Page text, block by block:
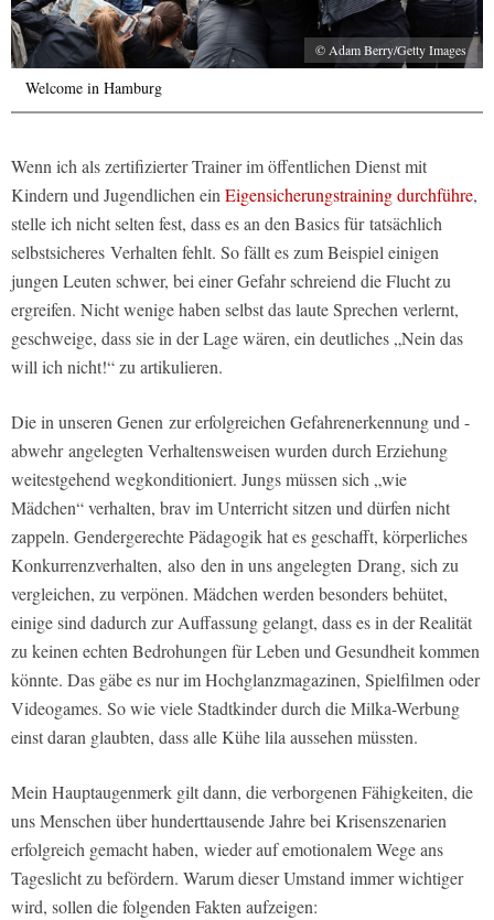
© Adam Berry/Getty Images
Welcome in Hamburg
Wenn ich als zertifizierter Trainer im öffentlichen Dienst mit
Kindern und Jugendlichen einEigensicherungstraining durchführe,
stelle ich nicht selten fest, dass es an den Basics für tatsächlich
selbstsicheres Verhalten fehlt. So fällt es zum Beispiel einigen
jungen Leuten schwer, bei einer Gefahr schreiend die Flucht zu
ergreifen. Nicht wenige haben selbst das laute Sprechen verlernt,
geschweige, dass sie in der Lage wären, ein deutliches „Nein das
will ich nicht!“ zu artikulieren.
Die in unseren Genen zur erfolgreichen Gefahrenerkennung und -
abwehr angelegten Verhaltensweisen wurden durch Erziehung
weitestgehend wegkonditioniert. Jungs müssen sich „wie
Mädchen“ verhalten, brav im Unterricht sitzen und dürfen nicht
zappeln. Gendergerechte Pädagogik hat es geschafft, körperliches
Konkurrenzverhalten, also den in uns angelegten Drang, sich zu
vergleichen, zu verpönen. Mädchen werden besonders behütet,
einige sind dadurch zur Auffassung gelangt, dass es in der Realität
zu keinen echten Bedrohungen für Leben und Gesundheit kommen
könnte. Das gäbe es nur im Hochglanzmagazinen, Spielfilmen oder
Videogames. So wie viele Stadtkinder durch die Milka-Werbung
einst daran glaubten, dass alle Kühe lila aussehen müssten.
Mein Hauptaugenmerk gilt dann, die verborgenen Fähigkeiten, die
uns Menschen über hunderttausende Jahre bei Krisenszenarien
erfolgreich gemacht haben, wieder auf emotionalem Wege ans
Tageslicht zu befördern. Warum dieser Umstand immer wichtiger
wird, sollen die folgenden Fakten aufzeigen: